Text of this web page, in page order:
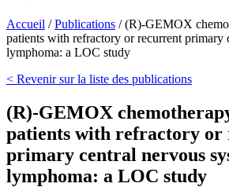
Accueil /Publications /(R)-GEMOX
patients with refractory or recurrent primary
lymphoma: a LOC study
< Revenir sur la liste des publications
(R)-GEMOX
patients with refractory or
primary central nervous
lymphoma: a LOC study